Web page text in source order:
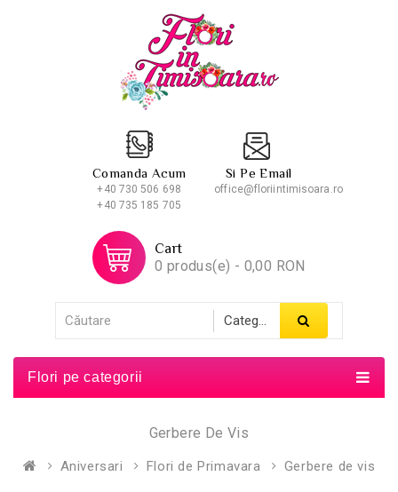
Comanda Acum
+40 730 506 698
+40 735 185 705
Si Pe Email
office@floriintimisoara.ro
Cart
0 produs(e) - 0,00 RON
Flori pe categorii
Gerbere De Vis
Aniversari Flori de Primavara Gerbere de vis